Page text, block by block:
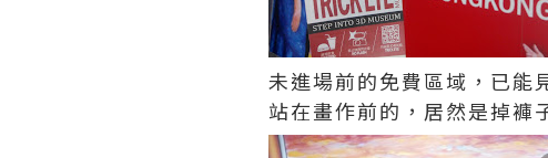
未進場前的免費區域，已能
站在畫作前的，居然是掉